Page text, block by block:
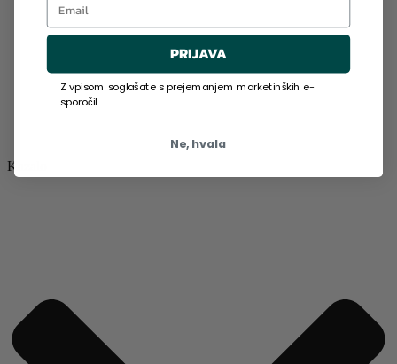
Kazalo
PRIJAVA
Z vpisom soglašate s prejemanjem marketinških e-
sporočil.
Ne, hvala